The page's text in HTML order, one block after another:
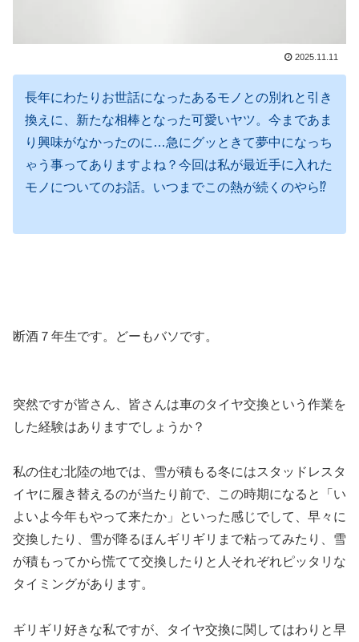
2025.11.11
長年にわたりお世話になったあるモノとの別れと引き
換えに、新たな相棒となった可愛いヤツ。今まであま
り興味がなかったのに…急にグッときて夢中になっち
ゃう事ってありますよね？今回は私が最近手に入れた
モノについてのお話。いつまでこの熱が続くのやら⁉
断酒７年生です。どーもバソです。
突然ですが皆さん、皆さんは車のタイヤ交換という作業を
した経験はありますでしょうか？
私の住む北陸の地では、雪が積もる冬にはスタッドレスタ
イヤに履き替えるのが当たり前で、この時期になると「い
よいよ今年もやって来たか」といった感じでして、早々に
交換したり、雪が降るほんギリギリまで粘ってみたり、雪
が積もってから慌てて交換したりと人それぞれピッタリな
タイミングがあります。
ギリギリ好きな私ですが、タイヤ交換に関してはわりと早